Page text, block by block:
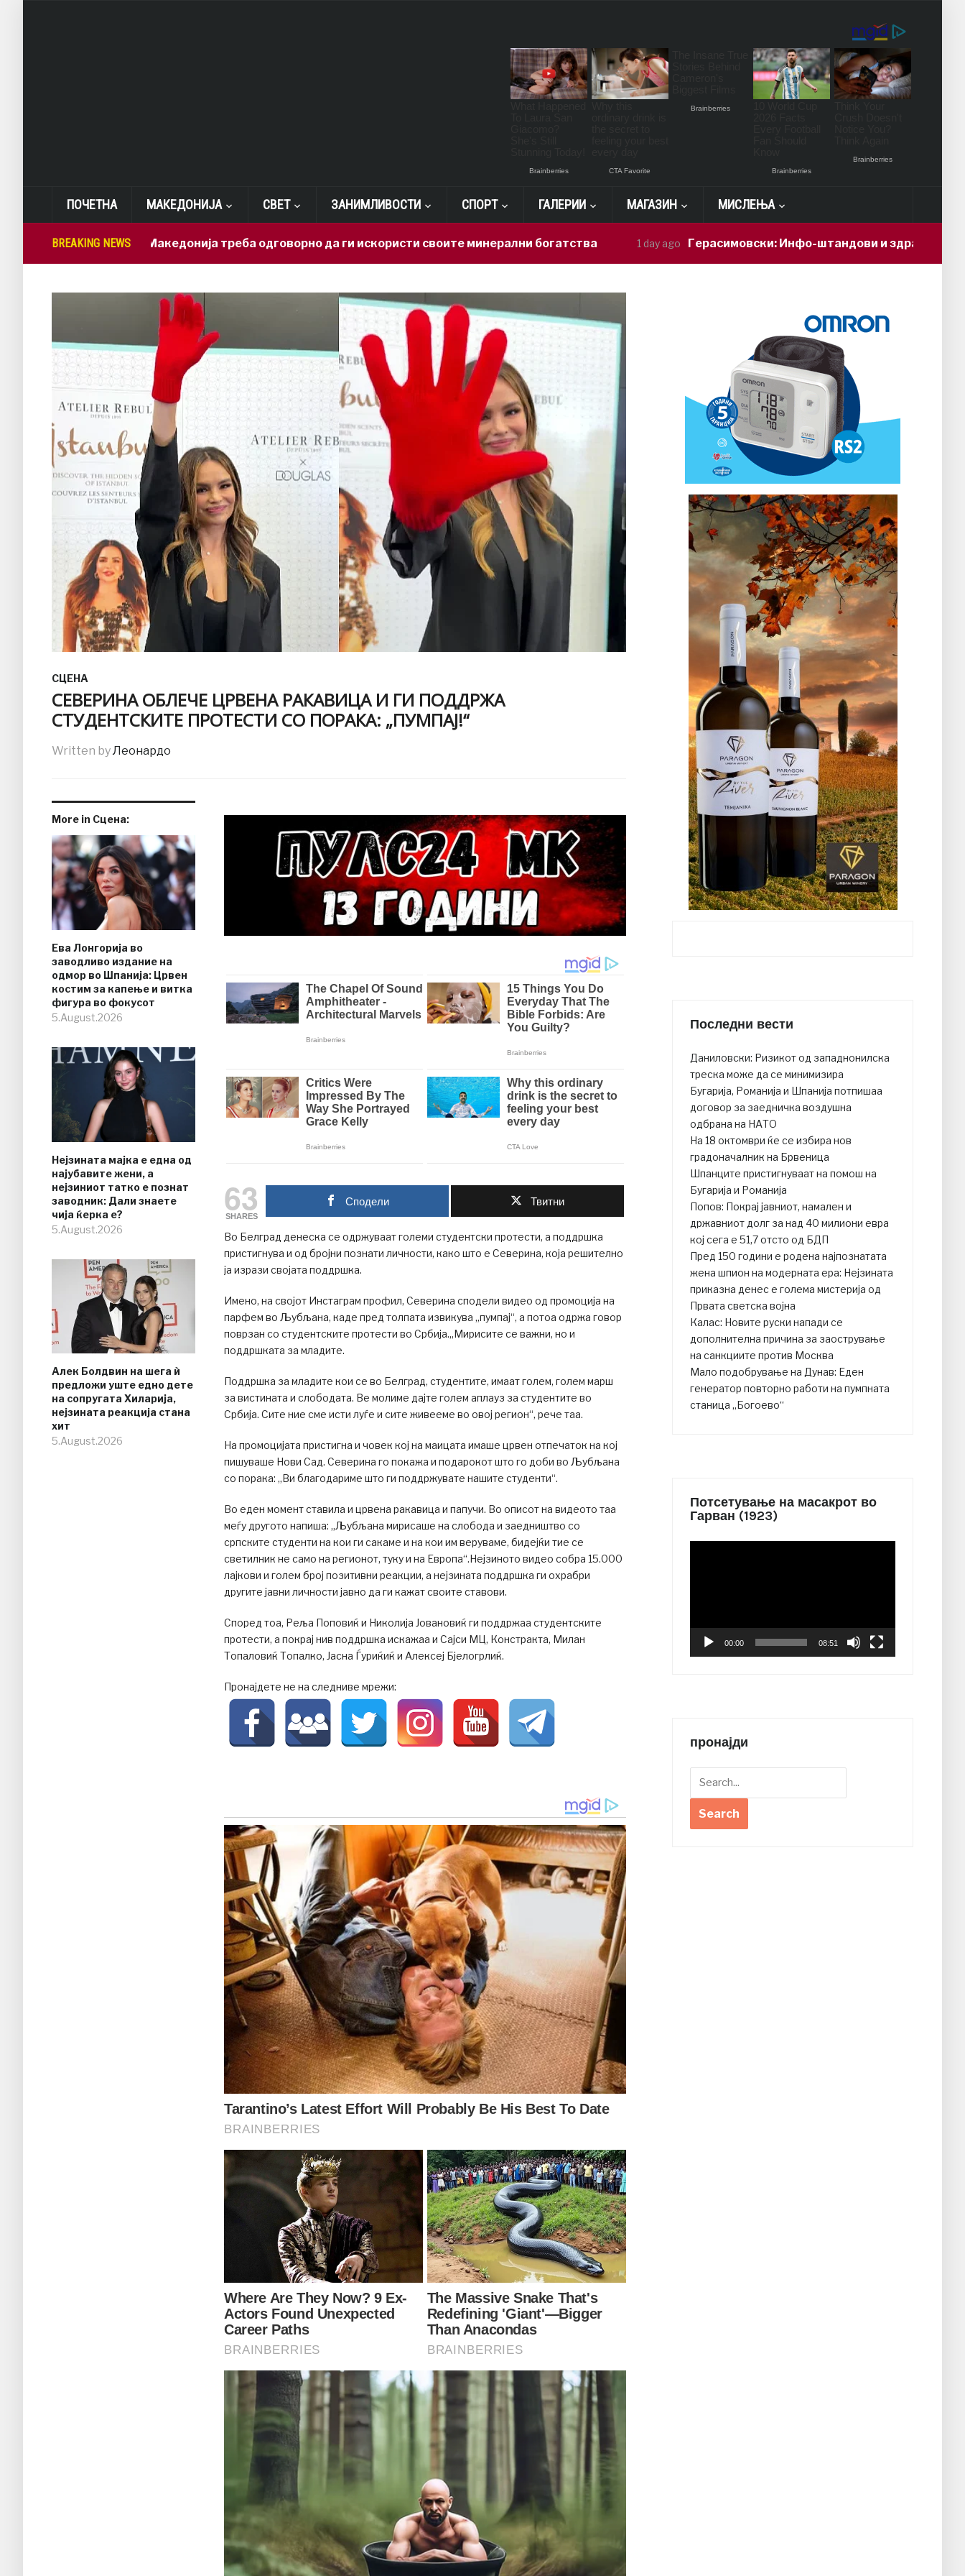
ПОЧЕТНА МАКЕДОНИЈА СВЕТ ЗАНИМЛИВОСТИ СПОРТ ГАЛЕРИИ МАГАЗИН МИСЛЕЊА
BREAKING NEWS
Лепиткова: Македонија треба одговорно да ги искористи своите минерални богатства 1 day ago Герасимовски: Инфо-штандови и здравствени
СЦЕНА
СЕВЕРИНА ОБЛЕЧЕ ЦРВЕНА РАКАВИЦА И ГИ ПОДДРЖА
СТУДЕНТСКИТЕ ПРОТЕСТИ СО ПОРАКА: „ПУМПАЈ!“
Written byЛеонардо
More in Сцена:
Ева Лонгорија во
заводливо издание на
одмор во Шпанија: Црвен
костим за капење и витка
фигура во фокусот
5.August.2026
Нејзината мајка е една од
најубавите жени, а
нејзиниот татко е познат
заводник: Дали знаете
чија ќерка е?
5.August.2026
Алек Болдвин на шега ѝ
предложи уште едно дете
на сопругата Хиларија,
нејзината реакција стана
хит
5.August.2026
63
SHARES
Сподели Твитни
Во Белград денеска се одржуваат големи студентски протести, а поддршка
пристигнува и од бројни познати личности, како што е Северина, која решително
ја изрази својата поддршка.
Имено, на својот Инстаграм профил, Северина сподели видео од промоција на
парфем во Љубљана, каде пред толпата извикува „пумпај“, а потоа одржа говор
поврзан со студентските протести во Србија.„Мирисите се важни, но и
поддршката за младите.
Поддршка за младите кои се во Белград, студентите, имаат голем, голем марш
за вистината и слободата. Ве молиме дајте голем аплауз за студентите во
Србија. Сите ние сме исти луѓе и сите живееме во овој регион“, рече таа.
На промоцијата пристигна и човек кој на маицата имаше црвен отпечаток на кој
пишуваше Нови Сад. Северина го покажа и подарокот што го доби во Љубљана
со порака: „Ви благодариме што ги поддржувате нашите студенти“.
Во еден момент ставила и црвена ракавица и папучи. Во описот на видеото таа
меѓу другото напиша: „Љубљана мирисаше на слобода и заедништво со
српските студенти на кои ги сакаме и на кои им веруваме, бидејќи тие се
светилник не само на регионот, туку и на Европа“.Нејзиното видео собра 15.000
лајкови и голем број позитивни реакции, а нејзината поддршка ги охрабри
другите јавни личности јавно да ги кажат своите ставови.
Според тоа, Реља Поповиќ и Николија Јовановиќ ги поддржаа студентските
протести, а покрај нив поддршка искажаа и Сајси МЦ, Констракта, Милан
Топаловиќ Топалко, Јасна Ѓуриќиќ и Алексеј Бјелогрлиќ.
Пронајдете не на следниве мрежи:
Последни вести
Даниловски: Ризикот од западнонилска
треска може да се минимизира
Бугарија, Романија и Шпанија потпишаа
договор за заедничка воздушна
одбрана на НАТО
На 18 октомври ќе се избира нов
градоначалник на Брвеница
Шпанците пристигнуваат на помош на
Бугарија и Романија
Попов: Покрај јавниот, намален и
државниот долг за над 40 милиони евра
кој сега е 51,7 отсто од БДП
Пред 150 години е родена најпознатата
жена шпион на модерната ера: Нејзината
приказна денес е голема мистерија од
Првата светска војна
Калас: Новите руски напади се
дополнителна причина за заострување
на санкциите против Москва
Мало подобрување на Дунав: Еден
генератор повторно работи на пумпната
станица „Богоево“
Потсетување на масакрот во
Гарван (1923)
00:00 08:51
пронајди